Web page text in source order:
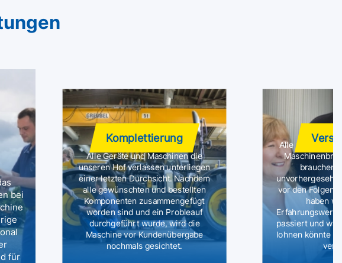
bei
für
Komplettierung
Alle Geräte und Maschinen die
unseren Hof verlassen unterliegen
einer letzten Durchsicht. Nachdem
alle gewünschten und bestellten
Komponenten zusammengefügt
worden sind und ein Probleauf
durchgeführt wurde, wird die
Maschine vor Kundenübergabe
nochmals gesichtet.
Alle unsere
brauchen
vor den Folgen
haben
passiert und
lohnen könnte